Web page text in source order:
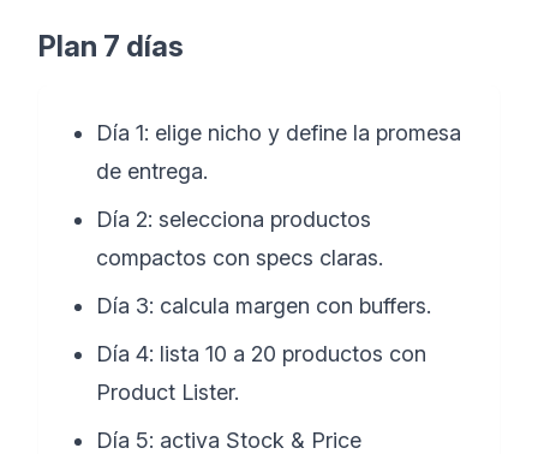
Plan 7 días
Día 1: elige nicho y define la promesa
de entrega.
Día 2: selecciona productos
compactos con specs claras.
Día 3: calcula margen con buffers.
Día 4: lista 10 a 20 productos con
Product Lister.
Día 5: activa Stock & Price